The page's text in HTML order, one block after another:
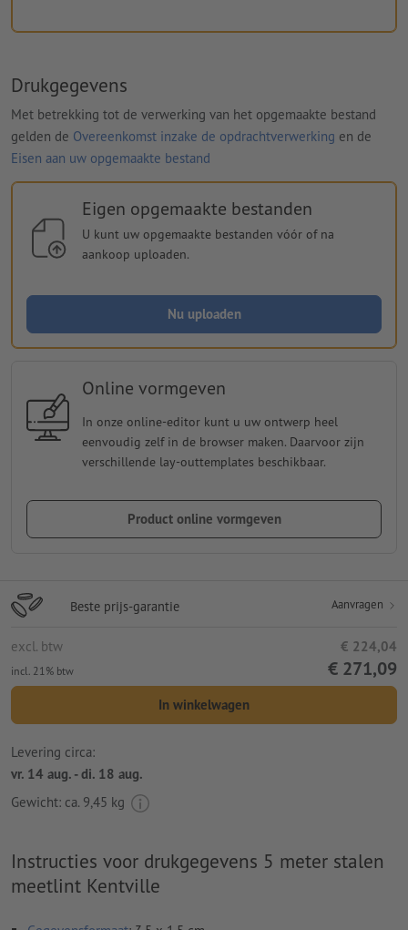
Drukgegevens
Met betrekking tot de verwerking van het opgemaakte bestand
gelden de Overeenkomst inzake de opdrachtverwerking en de
Eisen aan uw opgemaakte bestand
Eigen opgemaakte bestanden
U kunt uw opgemaakte bestanden vóór of na
aankoop uploaden.
Nu uploaden
Online vormgeven
In onze online-editor kunt u uw ontwerp heel
eenvoudig zelf in de browser maken. Daarvoor zijn
verschillende lay-outtemplates beschikbaar.
Product online vormgeven
Beste prijs-garantie Aanvragen
excl. btw € 224,04
incl. 21% btw € 271,09
In winkelwagen
Levering circa:
vr. 14 aug. - di. 18 aug.
Gewicht: ca. 9,45 kg
Instructies voor drukgegevens 5 meter stalen
meetlint Kentville